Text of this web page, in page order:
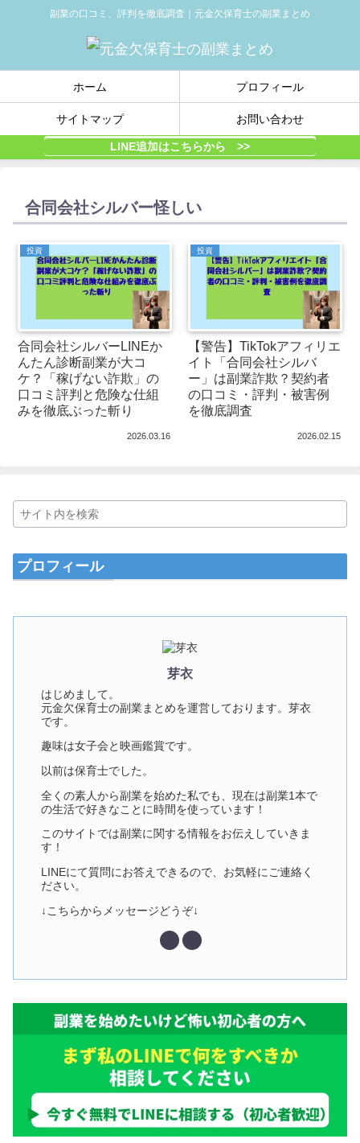
副業の口コミ、評判を徹底調査｜元金欠保育士の副業まとめ
ホーム プロフィール
サイトマップ お問い合わせ
LINE追加はこちらから >>
合同会社シルバー怪しい
投資
合同会社シルバーLINEか
んたん診断副業が大コ
ケ？「稼げない詐欺」の
口コミ評判と危険な仕組
みを徹底ぶった斬り
2026.03.16
投資
【警告】TikTokアフィリエ
イト「合同会社シルバ
ー」は副業詐欺？契約者
の口コミ・評判・被害例
を徹底調査
2026.02.15
プロフィール
芽衣
はじめまして。
元金欠保育士の副業まとめを運営しております。芽衣
です。
趣味は女子会と映画鑑賞です。
以前は保育士でした。
全くの素人から副業を始めた私でも、現在は副業1本で
の生活で好きなことに時間を使っています！
このサイトでは副業に関する情報をお伝えしていきま
す！
LINEにて質問にお答えできるので、お気軽にご連絡く
ださい。
↓こちらからメッセージどうぞ↓